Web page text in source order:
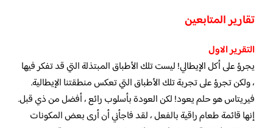
تقارير المتابعين
التقرير الاول
يجرؤ على أكل الإيطالي! ليست تلك الأطباق المبتذلة التي قد تفكر فيها
، ولكن تجرؤ على تجربة تلك الأطباق التي تعكس منطقتنا الإيطالية.
فيريتاس هو حلم يعود! لكن العودة بأسلوب رائع ، أفضل من ذي قبل.
إنها قائمة طعام راقية بالفعل ، لقد فاجأني أن أرى بعض المكونات